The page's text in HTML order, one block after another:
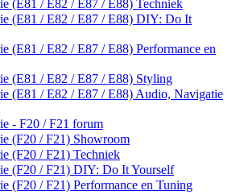
(E81 / E82 / E87 / E88) Techniek
(E81 / E82 / E87 / E88) DIY: Do It
/ E82 / E87 / E88) Performance en
(E81 / E82 / E87 / E88) Styling
(E81 / E82 / E87 / E88) Audio, Navigatie
- F20 / F21 forum
(F20 / F21) Showroom
(F20 / F21) Techniek
(F20 / F21) DIY: Do It Yourself
(F20 / F21) Performance en Tuning